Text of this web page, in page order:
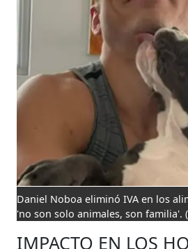
Daniel Noboa eliminó IVA en los
'no son solo animales, son familia'.
IMPACTO EN LOS